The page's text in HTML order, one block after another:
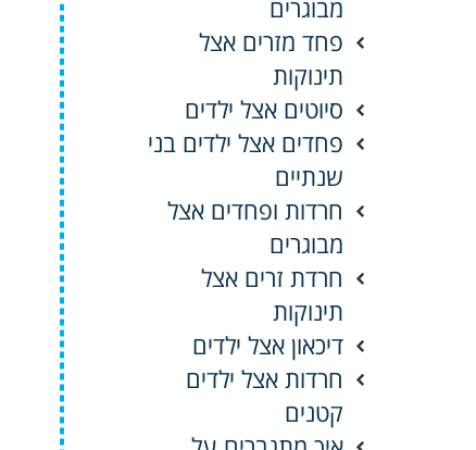
מבוגרים
פחד מזרים אצל
תינוקות
סיוטים אצל ילדים
פחדים אצל ילדים בני
שנתיים
חרדות ופחדים אצל
מבוגרים
חרדת זרים אצל
תינוקות
דיכאון אצל ילדים
חרדות אצל ילדים
קטנים